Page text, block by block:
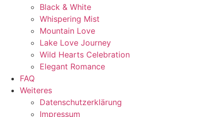
Black & White
Whispering Mist
Mountain Love
Lake Love Journey
Wild Hearts Celebration
Elegant Romance
FAQ
Weiteres
Datenschutzerklärung
Impressum